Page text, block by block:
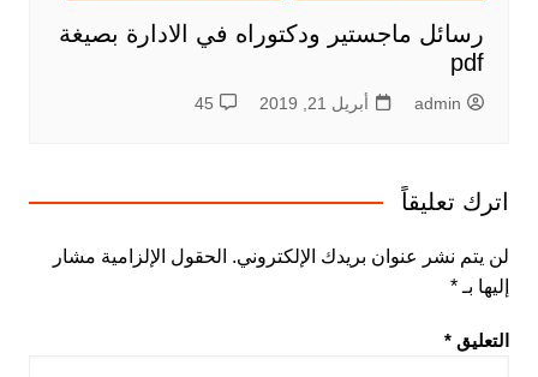
رسائل ماجستير ودكتوراه في الادارة بصيغة
pdf
admin أبريل 21, 2019 45
اترك تعليقاً
لن يتم نشر عنوان بريدك الإلكتروني. الحقول الإلزامية مشار
إليها بـ *
التعليق *